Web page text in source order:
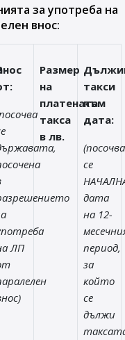
за употреба на
внос:
ЛП
Размер
на
платената
такса
в лв.
такси
към
дата:
(посочва
се
дата
на 12-
период,
за
който
се
дължи